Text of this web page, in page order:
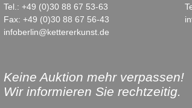
Tel.: +49 (0)30 88 67 53-63
Fax: +49 (0)30 88 67 56-43
infoberlin@kettererkunst.de
Keine Auktion mehr verpassen!
Wir informieren Sie rechtzeitig.